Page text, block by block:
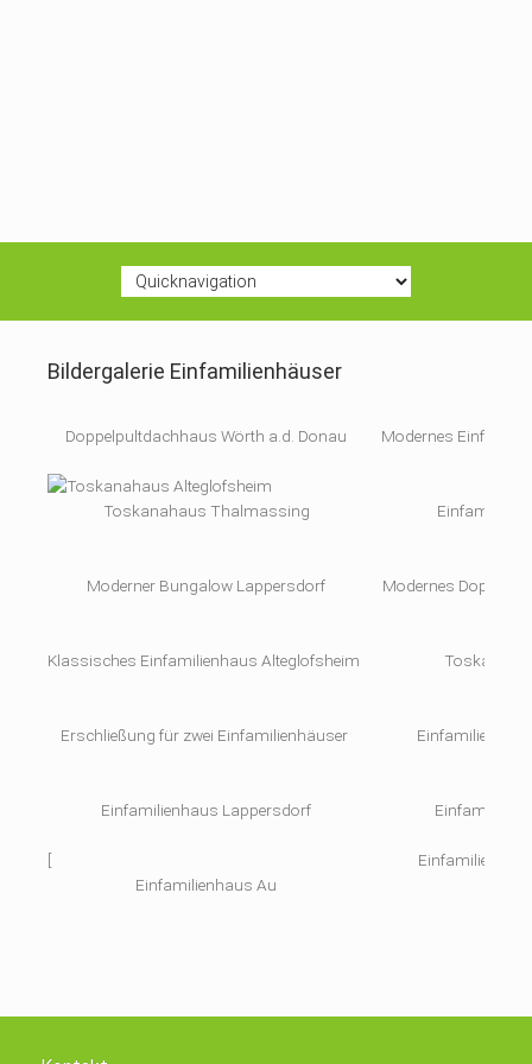
Bildergalerie Einfamilienhäuser
Doppelpultdachhaus Wörth a.d. Donau Modernes
Toskanahaus Thalmassing
Moderner Bungalow Lappersdorf Modernes
Klassisches Einfamilienhaus Alteglofsheim
Erschließung für zwei Einfamilienhäuser
Einfamilienhaus Lappersdorf
[
Einfamilienhaus Au